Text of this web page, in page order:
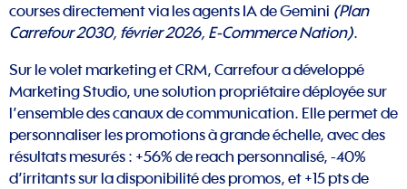
courses directement via les agents IA de Gemini (Plan
Carrefour 2030, février 2026, E-Commerce Nation).
Sur le volet marketing et CRM, Carrefour a développé
Marketing Studio, une solution propriétaire déployée sur
l’ensemble des canaux de communication. Elle permet de
personnaliser les promotions à grande échelle, avec des
résultats mesurés : +56% de reach personnalisé, -40%
d’irritants sur la disponibilité des promos, et +15 pts de